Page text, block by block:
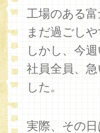
工場のある
まだ過ごし
しかし、今
社員全員、
した。
実際、その